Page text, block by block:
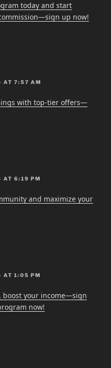
today and start
up now!
AT 7:57 AM
with top-tier offers—
AT 6:19 PM
and maximize your
AT 1:05 PM
boost your income—sign
now!